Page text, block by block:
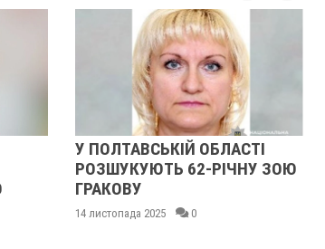
У ПОЛТАВСЬКІЙ ОБЛАСТІ
РОЗШУКУЮТЬ 62-РІЧНУ ЗОЮ
ГРАКОВУ
14 листопада 2025 0